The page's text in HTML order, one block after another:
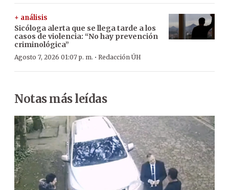
+ análisis
Sicóloga alerta que se llega tarde a los
casos de violencia: “No hay prevención
criminológica”
Agosto 7, 2026 01:07 p. m. · Redacción ÚH
Notas más leídas